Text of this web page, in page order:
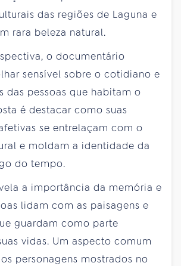
das regiões de Laguna e
rara beleza natural.
o documentário
sensível sobre o cotidiano e
das pessoas que habitam o
é destacar como suas
se entrelaçam com o
e moldam a identidade da
do tempo.
a importância da memória e
lidam com as paisagens e
guardam como parte
vidas. Um aspecto comum
personagens mostrados no